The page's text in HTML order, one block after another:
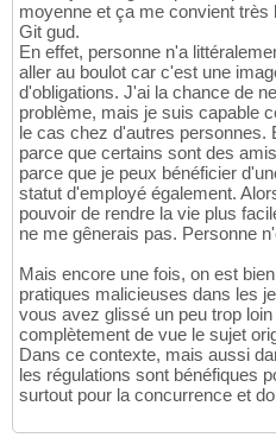
moyenne et ça me convient très
Git gud.
En effet, personne n'a
aller au boulot car c'est une
d'obligations. J'ai la chance de
problème, mais je suis capable
le cas chez d'autres personnes.
parce que certains sont des
parce que je peux bénéficier
statut d'employé également.
pouvoir de rendre la vie plus
ne me gênerais pas. Personne
Mais encore une fois, on est
pratiques malicieuses dans les
vous avez glissé un peu trop
complètement de vue le sujet
Dans ce contexte, mais aussi
les régulations sont bénéfiques
surtout pour la concurrence et